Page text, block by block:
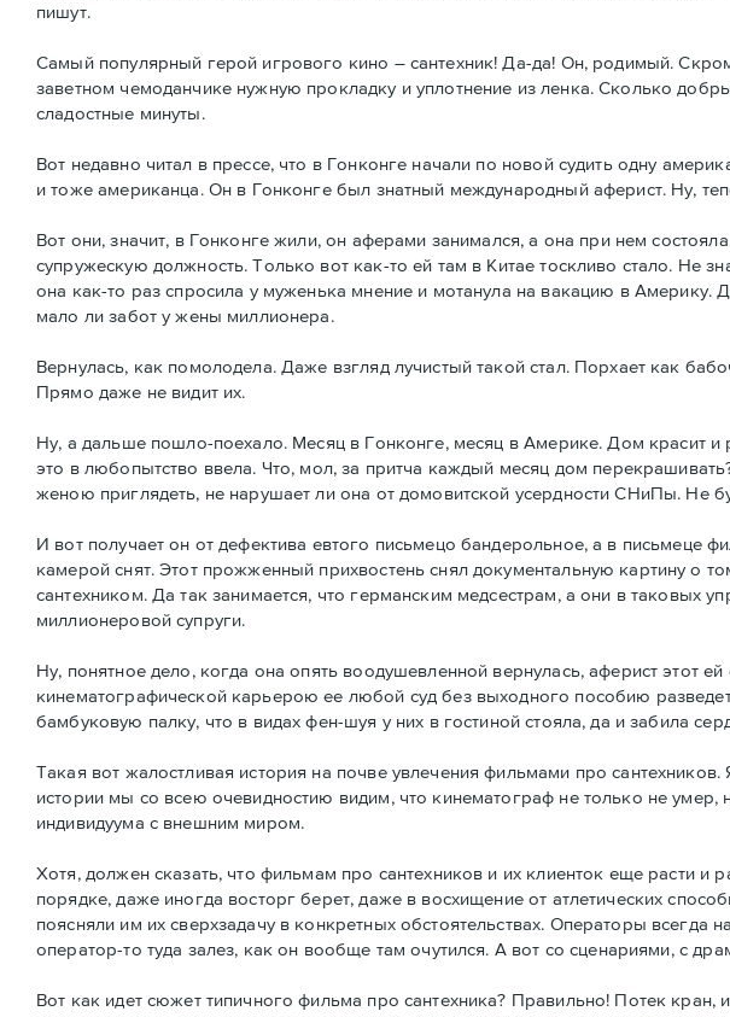
пишут.
Самый популярный герой игрового кино – сантехник! Да-да! Он, родимый.
заветном чемоданчике нужную прокладку и уплотнение из ленка. Сколько
сладостные минуты.
Вот недавно читал в прессе, что в Гонконге начали по новой судить одну
и тоже американца. Он в Гонконге был знатный международный аферист. Ну,
Вот они, значит, в Гонконге жили, он аферами занимался, а она при нем
супружескую должность. Только вот как-то ей там в Китае тоскливо стало. Не
она как-то раз спросила у муженька мнение и мотанула на вакацию в
мало ли забот у жены миллионера.
Вернулась, как помолодела. Даже взгляд лучистый такой стал. Порхает как
Прямо даже не видит их.
Ну, а дальше пошло-поехало. Месяц в Гонконге, месяц в Америке. Дом красит
это в любопытство ввела. Что, мол, за притча каждый месяц дом
женою приглядеть, не нарушает ли она от домовитской усердности СНиПы. Не
И вот получает он от дефектива евтого письмецо бандерольное, а в письмеце
камерой снят. Этот прожженный прихвостень снял документальную картину о
сантехником. Да так занимается, что германским медсестрам, а они в таковых
миллионеровой супруги.
Ну, понятное дело, когда она опять воодушевленной вернулась, аферист этот
кинематографической карьерою ее любой суд без выходного пособию
бамбуковую палку, что в видах фен-шуя у них в гостиной стояла, да и забила
Такая вот жалостливая история на почве увлечения фильмами про
истории мы со всею очевидностию видим, что кинематограф не только не
индивидуума с внешним миром.
Хотя, должен сказать, что фильмам про сантехников и их клиенток еще расти и
порядке, даже иногда восторг берет, даже в восхищение от атлетических
поясняли им их сверхзадачу в конкретных обстоятельствах. Операторы всегда
оператор-то туда залез, как он вообще там очутился. А вот со сценариями, с
Вот как идет сюжет типичного фильма про сантехника? Правильно! Потек кран,